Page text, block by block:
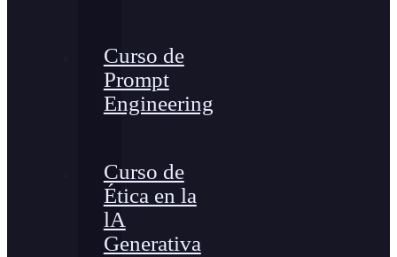
Curso de
Prompt
Engineering
Curso de
Ética en la
lA
Generativa